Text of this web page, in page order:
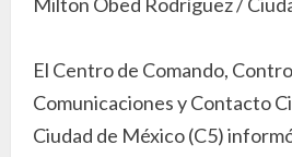
El Centro de Comando,
Comunicaciones y Contacto
Ciudad de México (C5)